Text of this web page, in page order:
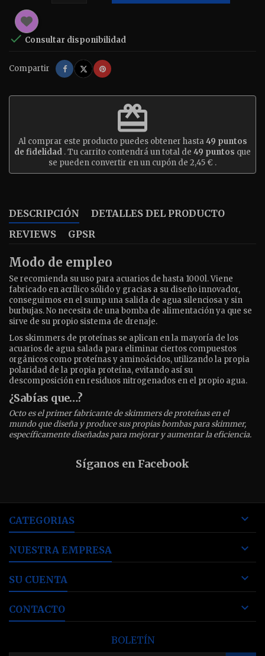
 Consultar disponibilidad
Compartir Compartir
TuitearPinterest
redeem
Al comprar este producto puedes obtener hasta49 puntos
de fidelidad . Tu carrito contendrá un total de 49 puntos que
se pueden convertir en un cupón de 2,45 € .
DESCRIPCIÓN
DETALLES DEL PRODUCTO
REVIEWS
GPSR
Modo de empleo
Se recomienda su uso para acuarios de hasta 1000l. Viene
fabricado en acrílico sólido y gracias a su diseño innovador,
conseguimos en el sump una salida de agua silenciosa y sin
burbujas. No necesita de una bomba de alimentación ya que se
sirve de su propio sistema de drenaje.
Los skimmers de proteínas se aplican en la mayoría de los
acuarios de agua salada para eliminar ciertos compuestos
orgánicos como proteínas y aminoácidos, utilizando la propia
polaridad de la propia proteína, evitando así su
descomposición en residuos nitrogenados en el propio agua.
¿Sabías que…?
Octo es el primer fabricante de skimmers de proteínas en el
mundo que diseña y produce sus propias bombas para skimmer,
específicamente diseñadas para mejorar y aumentar la eficiencia.
Síganos en Facebook
CATEGORIAS 
NUESTRA EMPRESA 
SU CUENTA 
CONTACTO 
BOLETÍN